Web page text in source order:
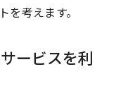
を考えます。
ービスを利